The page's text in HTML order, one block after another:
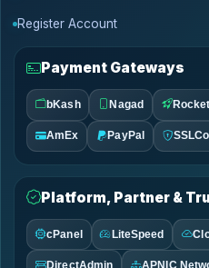
Register Account
Payment Gateways
bKash Nagad Rocket
AmEx PayPal
Platform, Partner &
cPanel LiteSpeed
DirectAdmin APNIC